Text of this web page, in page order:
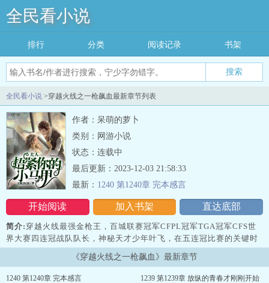
全民看小说
搜索
排行 分类 阅读记录 书架
全民看小说 >穿越火线之一枪飙血最新章节列表
作者：呆萌的萝卜
类别：网游小说
状态：连载中
开始阅读 加入书架 直达底部
最后更新：2023-12-03 21:58:33
最新： 1240 第1240章 完本感言
简介: 穿越火线最强金枪王，百城联赛冠军CFPL冠军TGA冠军CFS世
界大赛四连冠战队队长，神秘天才少年叶飞，在五连冠比赛的关键时
刻突然离场五年后叶飞从华夏最强特种部
《穿越火线之一枪飙血》最新章节
1240 第1240章 完本感言 1239 第1239章 放纵的青春才刚刚开始